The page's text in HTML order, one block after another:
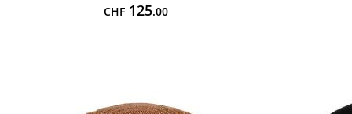
CHF125.00